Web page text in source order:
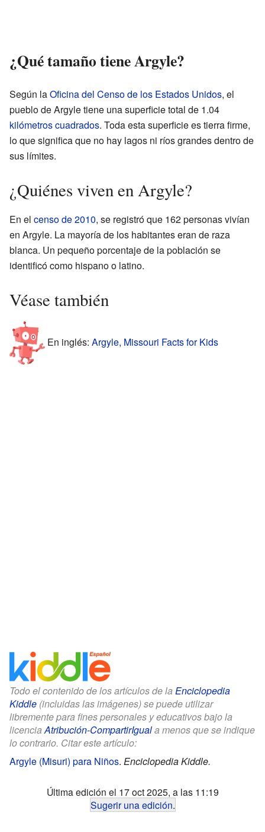
¿Qué tamaño tiene Argyle?
Según laOficina del Censo de los Estados Unidos, el
pueblo de Argyle tiene una superficie total de 1.04
kilómetros cuadrados. Toda esta superficie es tierra firme,
lo que significa que no hay lagos ni ríos grandes dentro de
sus límites.
¿Quiénes viven en Argyle?
En el censo de 2010, se registró que 162 personas vivían
en Argyle. La mayoría de los habitantes eran de raza
blanca. Un pequeño porcentaje de la población se
identificó como hispano o latino.
Véase también
En inglés: Argyle, Missouri Facts for Kids
Todo el contenido de los artículos de la Enciclopedia
Kiddle (incluidas las imágenes) se puede utilizar
libremente para fines personales y educativos bajo la
licenciaAtribución-CompartirIguala menos que se indique
lo contrario. Citar este artículo:
Argyle (Misuri) para Niños. Enciclopedia Kiddle.
Última edición el 17 oct 2025, a las 11:19
Sugerir una edición.